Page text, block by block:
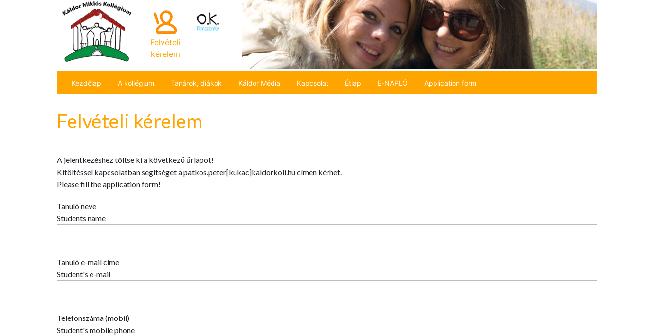
Felvételi
kérelem
Kezdőlap A kollégium Tanárok, diákok Káldor Média Kapcsolat Étlap E-NAPLÓ Application form
Felvételi kérelem
A jelentkezéshez töltse ki a következő űrlapot!
Kitöltéssel kapcsolatban segítséget a patkos.peter[kukac]kaldorkoli.hu címen kérhet.
Please fill the application form!
Tanuló neve
Students name
Tanuló e-mail címe
Student's e-mail
Telefonszáma (mobil)
Student's mobile phone